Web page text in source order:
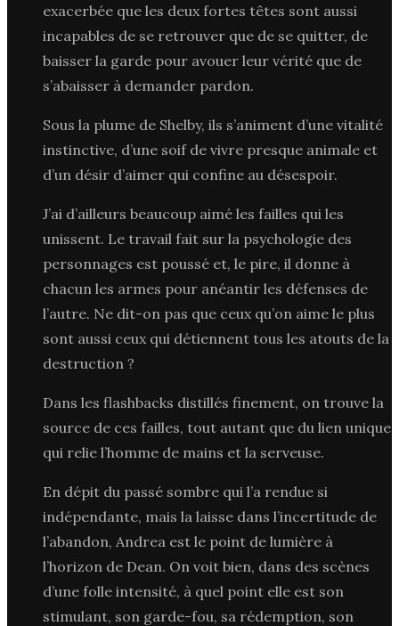
exacerbée que les deux fortes têtes sont aussi
incapables de se retrouver que de se quitter, de
baisser la garde pour avouer leur vérité que de
s’abaisser à demander pardon.
Sous la plume de Shelby, ils s’animent d’une vitalité
instinctive, d’une soif de vivre presque animale et
d’un désir d’aimer qui confine au désespoir.
J’ai d’ailleurs beaucoup aimé les failles qui les
unissent. Le travail fait sur la psychologie des
personnages est poussé et, le pire, il donne à
chacun les armes pour anéantir les défenses de
l’autre. Ne dit-on pas que ceux qu’on aime le plus
sont aussi ceux qui détiennent tous les atouts de la
destruction ?
Dans les flashbacks distillés finement, on trouve la
source de ces failles, tout autant que du lien unique
qui relie l’homme de mains et la serveuse.
En dépit du passé sombre qui l’a rendue si
indépendante, mais la laisse dans l’incertitude de
l’abandon, Andrea est le point de lumière à
l’horizon de Dean. On voit bien, dans des scènes
d’une folle intensité, à quel point elle est son
stimulant, son garde-fou, sa rédemption, son